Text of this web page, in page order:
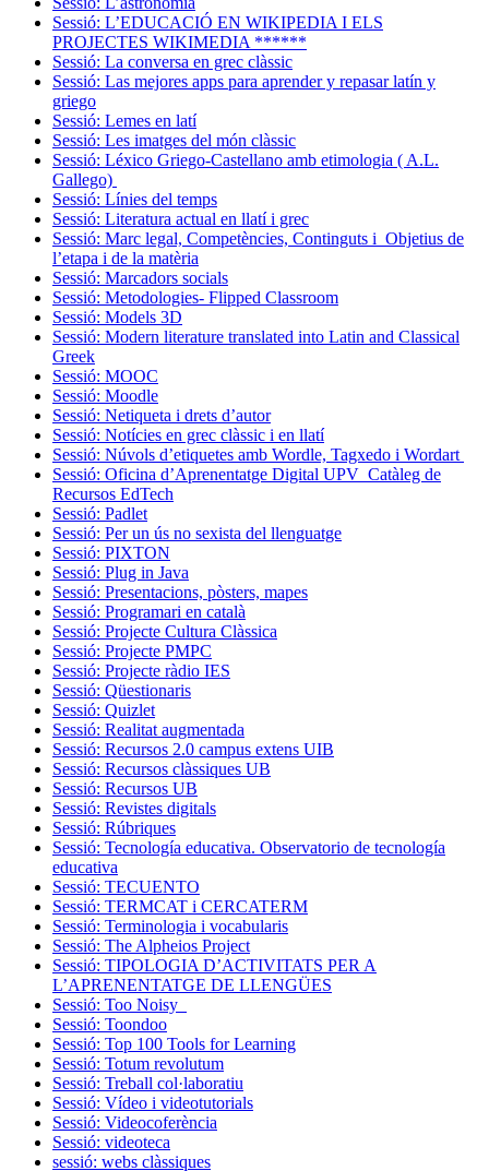
Sessió: L’EDUCACIÓ EN WIKIPEDIA I ELS
PROJECTES WIKIMEDIA ******
Sessió: La conversa en grec clàssic
Sessió: Las mejores apps para aprender y repasar latín y
griego
Sessió: Lemes en latí
Sessió: Les imatges del món clàssic
Sessió: Léxico Griego-Castellano amb etimologia ( A.L.
Gallego)
Sessió: Línies del temps
Sessió: Literatura actual en llatí i grec
Sessió: Marc legal, Competències, Continguts i Objetius de
l’etapa i de la matèria
Sessió: Marcadors socials
Sessió: Metodologies- Flipped Classroom
Sessió: Models 3D
Sessió: Modern literature translated into Latin and Classical
Greek
Sessió: MOOC
Sessió: Moodle
Sessió: Netiqueta i drets d’autor
Sessió: Notícies en grec clàssic i en llatí
Sessió: Núvols d’etiquetes amb Wordle, Tagxedo i Wordart
Sessió: Oficina d’Aprenentatge Digital UPV_Catàleg de
Recursos EdTech
Sessió: Padlet
Sessió: Per un ús no sexista del llenguatge
Sessió: PIXTON
Sessió: Plug in Java
Sessió: Presentacions, pòsters, mapes
Sessió: Programari en català
Sessió: Projecte Cultura Clàssica
Sessió: Projecte PMPC
Sessió: Projecte ràdio IES
Sessió: Qüestionaris
Sessió: Quizlet
Sessió: Realitat augmentada
Sessió: Recursos 2.0 campus extens UIB
Sessió: Recursos clàssiques UB
Sessió: Recursos UB
Sessió: Revistes digitals
Sessió: Rúbriques
Sessió: Tecnología educativa. Observatorio de tecnología
educativa
Sessió: TECUENTO
Sessió: TERMCAT i CERCATERM
Sessió: Terminologia i vocabularis
Sessió: The Alpheios Project
Sessió: TIPOLOGIA D’ACTIVITATS PER A
L’APRENENTATGE DE LLENGÜES
Sessió: Too Noisy
Sessió: Toondoo
Sessió: Top 100 Tools for Learning
Sessió: Totum revolutum
Sessió: Treball col·laboratiu
Sessió: Vídeo i videotutorials
Sessió: Videocoferència
Sessió: videoteca
sessió: webs clàssiques